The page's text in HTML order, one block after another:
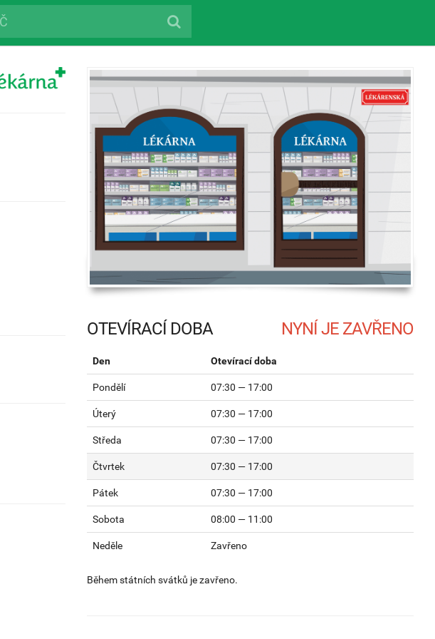
OTEVÍRACÍ DOBA
Den Otevírací doba
Pondělí 07:30 — 17:00
Úterý 07:30 — 17:00
Středa 07:30 — 17:00
Čtvrtek 07:30 — 17:00
Pátek 07:30 — 17:00
Sobota 08:00 — 11:00
Neděle Zavřeno
Během státních svátků je zavřeno.